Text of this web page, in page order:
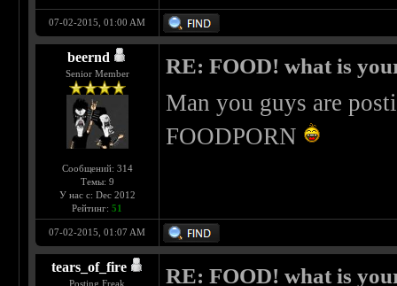
07-02-2015, 01:00 AM
beernd
Senior Member
Сообщений: 314
Темы: 9
У нас с: Dec 2012
Рейтинг:51
RE: FOOD! what is
Man you guys are
FOODPORN
07-02-2015, 01:07 AM
tears_of_fire
Posting Freak RE: FOOD! what is